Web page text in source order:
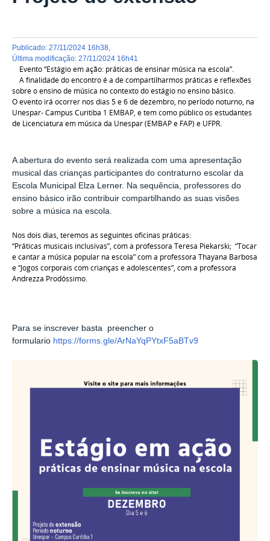
publicado: 27/11/2024 16h38
última modificação: 27/11/2024 16h41
Evento “Estágio em ação: práticas de ensinar música na escola”.
A finalidade do encontro é a de compartilharmos práticas e reflexões
sobre o ensino de música no contexto do estágio no ensino básico.
O evento irá ocorrer nos dias 5 e 6 de dezembro, no período noturno, na
Unespar- Campus Curitiba 1 EMBAP, e tem como público os estudantes
de Licenciatura em música da Unespar (EMBAP e FAP) e UFPR.
A abertura do evento será realizada com uma apresentação
musical das crianças participantes do contraturno escolar da
Escola Municipal Elza Lerner. Na sequência, professores do
ensino básico irão contribuir compartilhando as suas visões
sobre a música na escola.
Nos dois dias, teremos as seguintes oficinas práticas:
“Práticas musicais inclusivas”, com a professora Teresa Piekarski; “Tocar
e cantar a música popular na escola” com a professora Thayana Barbosa
e “Jogos corporais com crianças e adolescentes”, com a professora
Andrezza Prodóssimo.
Para se inscrever basta preencher o
formulario https://forms.gle/ArNaYqPYtxF5aBTv9